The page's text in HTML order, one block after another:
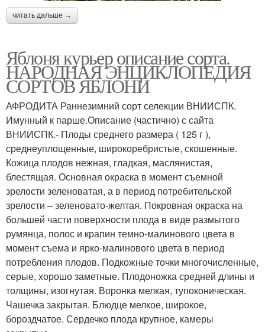
читать дальше →
Яблоня курьер описание сорта.
НАРОДНАЯ ЭНЦИКЛОПЕДИЯ
СОРТОВ ЯБЛОНИ
АФРОДИТА Раннезимний сорт селекции ВНИИСПК.
Имунный к парше.Описание (частично) с сайта
ВНИИСПК.- Плоды среднего размера ( 125 г ),
среднеуплощенные, широкоребристые, скошенные.
Кожица плодов нежная, гладкая, маслянистая,
блестящая. Основная окраска в момент съемной
зрелости зеленоватая, а в период потребительской
зрелости – зеленовато-желтая. Покровная окраска на
большей части поверхности плода в виде размытого
румянца, полос и крапин темно-малинового цвета в
момент съема и ярко-малинового цвета в период
потребления плодов. Подкожные точки многочисленные,
серые, хорошо заметные. Плодоножка средней длины и
толщины, изогнутая. Воронка мелкая, тупоконическая.
Чашечка закрытая. Блюдце мелкое, широкое,
бороздчатое. Сердечко плода крупное, камеры